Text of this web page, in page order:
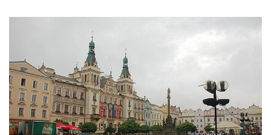
Sloup Panny Marie Bolestné v Polici nad
Sloup svaté Barbory v zámecké zahradě v
Teplicích
Sloup Nejsvětější Trojice před zámkem v
Cítolibech